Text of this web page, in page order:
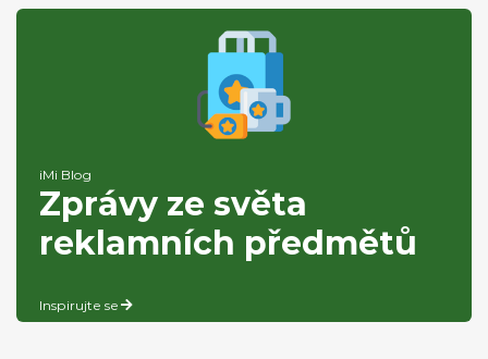
iMi Blog
Zprávy ze světa
reklamních předmětů
Inspirujte se